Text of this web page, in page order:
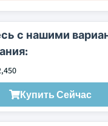
с нашими
Купить Сейчас